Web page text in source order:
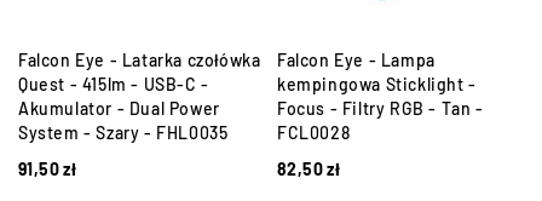
Falcon Eye - Latarka czołówka
Quest - 415lm - USB-C -
Akumulator - Dual Power
System - Szary - FHL0035
91,50zł
Falcon Eye - Lampa
kempingowa Sticklight -
Focus - Filtry RGB - Tan -
FCL0028
82,50zł